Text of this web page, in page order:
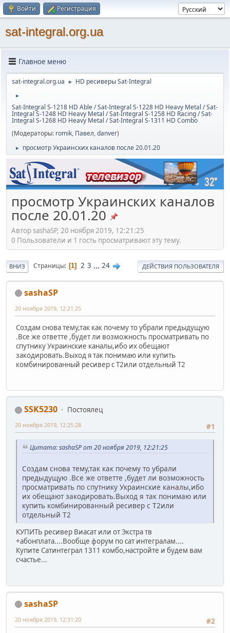
Войти Регистрация
sat-integral.org.ua
Главное меню
sat-integral.org.ua ► HD ресиверы Sat-Integral
►
Sat-Integral S-1218 HD Able / Sat-Integral S-1228 HD Heavy Metal / Sat-
Integral S-1248 HD Heavy Metal / Sat-Integral S-1258 HD Racing / Sat-
Integral S-1268 HD Heavy Metal / Sat-Integral S-1311 HD Combo
(Модераторы: romik, Павел,danver)
► просмотр Украинских каналов после 20.01.20
просмотр Украинских каналов
после 20.01.20
Автор sashaSP, 20 ноября 2019, 12:21:25
0 Пользователи и 1 гость просматривают эту тему.
ВНИЗ Страницы 1 2 3 ... 24 ДЕЙСТВИЯ ПОЛЬЗОВАТЕЛЯ
sashaSP
20 ноября 2019, 12:21:25
Создам снова тему,так как почему то убрали предыдущую
.Все же ответте ,будет ли возможность просматривать по
спутнику Украинские каналы,ибо их обещают
закодировать.Выход я так понимаю или купить
комбинированный ресивер с Т2или отдельный Т2
SSK5230
Постоялец
#1
20 ноября 2019, 12:25:28
Цитата: sashaSP от 20 ноября 2019, 12:21:25
Создам снова тему,так как почему то убрали
предыдущую .Все же ответте ,будет ли возможность
просматривать по спутнику Украинские каналы,ибо
их обещают закодировать.Выход я так понимаю или
купить комбинированный ресивер с Т2или
отдельный Т2
КУПИТЬ ресивер Виасат или от Экстра тв
+абонплата....Вообще форум по сат интегралам....
Купите Сатинтеграл 1311 комбо,настройте и будем вам
счастье...
sashaSP
#2
20 ноября 2019, 12:31:20